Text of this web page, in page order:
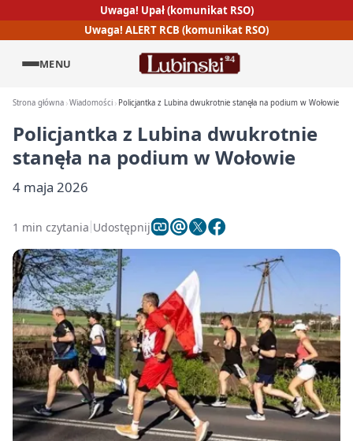
Uwaga! Upał (komunikat RSO)
Uwaga! ALERT RCB (komunikat RSO)
MENU
Strona główna Wiadomości Policjantka z Lubina dwukrotnie stanęła na podium w Wołowie
Policjantka z Lubina dwukrotnie
stanęła na podium w Wołowie
4 maja 2026
1 min czytania Udostępnij